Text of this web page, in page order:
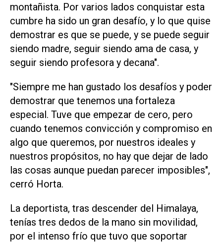
montañista. Por varios lados conquistar esta
cumbre ha sido un gran desafío, y lo que quise
demostrar es que se puede, y se puede seguir
siendo madre, seguir siendo ama de casa, y
seguir siendo profesora y decana".
"Siempre me han gustado los desafíos y poder
demostrar que tenemos una fortaleza
especial. Tuve que empezar de cero, pero
cuando tenemos convicción y compromiso en
algo que queremos, por nuestros ideales y
nuestros propósitos, no hay que dejar de lado
las cosas aunque puedan parecer imposibles",
cerró Horta.
La deportista, tras descender del Himalaya,
tenías tres dedos de la mano sin movilidad,
por el intenso frío que tuvo que soportar